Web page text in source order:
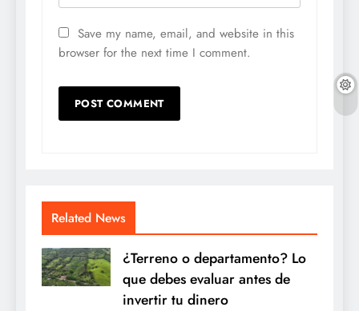
Save my name, email, and website in this
browser for the next time I comment.
Related News
¿Terreno o departamento? Lo
que debes evaluar antes de
invertir tu dinero